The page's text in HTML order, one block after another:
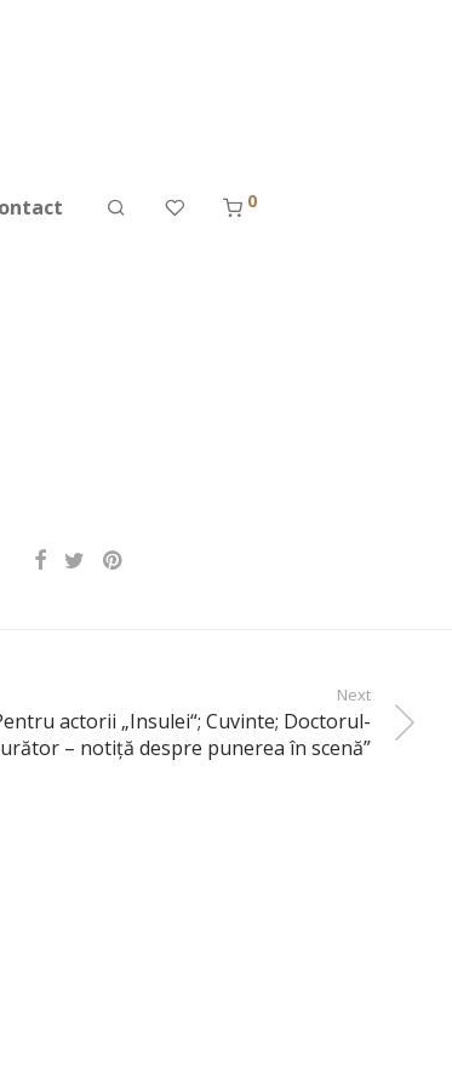
0
Next
actorii „Insulei“; Cuvinte; Doctorul-
– notiţă despre punerea în scenă”